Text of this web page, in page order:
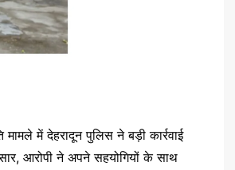
में देहरादून पुलिस ने बड़ी कार्रवाई
आरोपी ने अपने सहयोगियों के साथ